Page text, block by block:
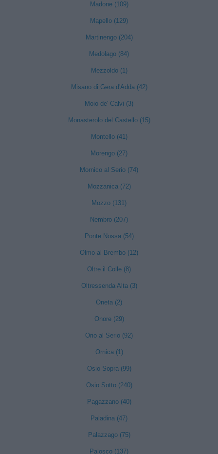
Madone (109)
Mapello (129)
Martinengo (204)
Medolago (84)
Mezzoldo (1)
Misano di Gera d'Adda (42)
Moio de' Calvi (3)
Monasterolo del Castello (15)
Montello (41)
Morengo (27)
Mornico al Serio (74)
Mozzanica (72)
Mozzo (131)
Nembro (207)
Ponte Nossa (54)
Olmo al Brembo (12)
Oltre il Colle (8)
Oltressenda Alta (3)
Oneta (2)
Onore (29)
Orio al Serio (92)
Ornica (1)
Osio Sopra (99)
Osio Sotto (240)
Pagazzano (40)
Paladina (47)
Palazzago (75)
Palosco (137)